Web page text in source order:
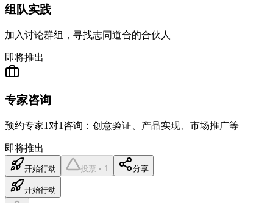
组队实践
加入讨论群组，寻找志同道合的合伙人
即将推出
专家咨询
预约专家1对1咨询：创意验证、产品实现、市场推广等
即将推出
开始行动 投票 • 1 分享
开始行动